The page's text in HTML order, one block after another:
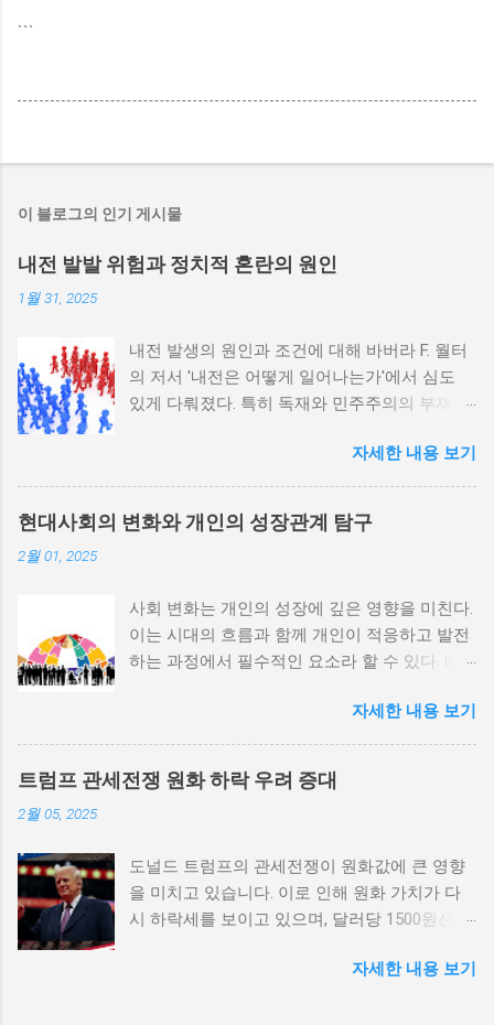
```
이 블로그의 인기 게시물
내전 발발 위험과 정치적 혼란의 원인
1월 31, 2025
내전 발생의 원인과 조건에 대해 바버라 F. 월터
의 저서 '내전은 어떻게 일어나는가'에서 심도
있게 다뤄졌다. 특히 독재와 민주주의의 부재가
정치적 파벌화와 경제·군사 체제의 불안정성이
내전의 촉매제가 된다는 사실은 우리에게 중요
한 교훈을 준다. 정치적 불안정성과 내전 발발
위험 정치적 불안정성은 내전 발발의 핵심 요인
적 갈등이 심화되고, 이로 인해 내전의 위험이
증가한다. 이와 같은 경우, 국민들은 정부에 대
한 불만을 느끼고, 체제 전복을 위해 무장 세력
역사적으로도 정치적 불안정성이 높은 국가에
서는 종종 내전이 발발했던 예가 많다. 이러한
비극적인 상황을 방지하기 위해서는 먼저 정치
한 원인 중 하나는 경제적 불균형이다. 경제가
일부 계층에 의해 독점되고, 대다수의 국민이 경
제적 불안정과 빈곤 속에서 고통받게 되면, 사회
적 불만이 쌓이기 마련이다. 이와 같은 경제적
자세한 내용 보기
현대사회의 변화와 개인의 성장관계 탐구
2월 01, 2025
사회 변화는 개인의 성장에 깊은 영향을 미친다.
이는 시대의 흐름과 함께 개인이 적응하고 발전
하는 과정에서 필수적인 요소라 할 수 있다. 따
탐구하는 것이 필요하다. 사회 변화의 의미와 구
조 사회 변화란 특정 사회의 구조, 문화, 가치관
등이 시간이 지남에 따라 변화하는 과정을 의미
한다. 이러한 변화는 다양한 요인에 의해 발생할
이루어진다. 예를 들어, 산업 혁명은 사람들이
일하는 방식과 생활 방식을 완전히 변화시켰다.
이에 따라 개인의 역할과 목표 또한 변화할 수밖
로운 기회를 창출한다. 예를 들어, 정보통신기술
자세한 내용 보기
트럼프 관세전쟁 원화 하락 우려 증대
2월 05, 2025
도널드 트럼프의 관세전쟁이 원화값에 큰 영향
을 미치고 있습니다. 이로 인해 원화 가치가 다
시 하락세를 보이고 있으며, 달러당 1500원선이
이러한 경제적 변화가 앞으로 어떻게 전개될지
자세한 내용 보기